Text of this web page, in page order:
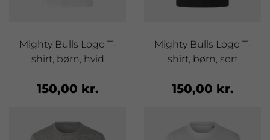
Mighty Bulls Logo T-
shirt, børn, hvid
150,00 kr.
Mighty Bulls Logo T-
shirt, børn, sort
150,00 kr.